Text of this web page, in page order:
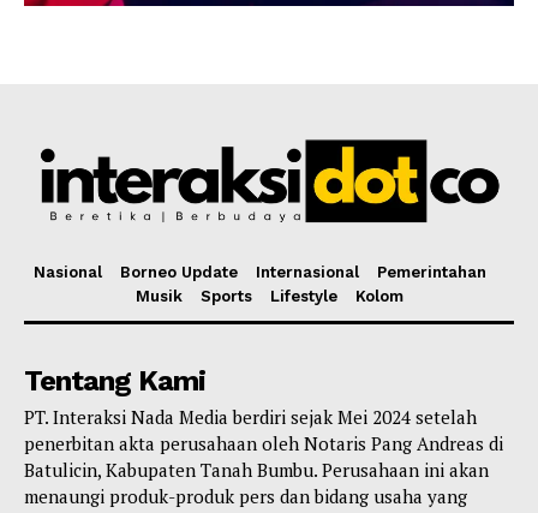
Nasional Borneo Update Internasional
Pemerintahan
Musik
Sports Lifestyle Kolom
Tentang Kami
PT. Interaksi Nada Media berdiri sejak Mei 2024 setelah
penerbitan akta perusahaan oleh Notaris Pang Andreas di
Batulicin, Kabupaten Tanah Bumbu. Perusahaan ini akan
menaungi produk-produk pers dan bidang usaha yang